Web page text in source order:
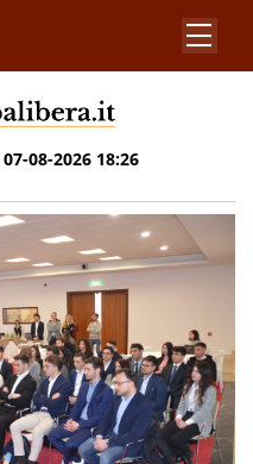
07-08-2026 18:26